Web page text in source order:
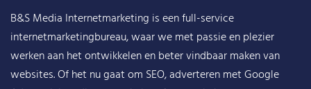
B&S Media Internetmarketing is een full-service
internetmarketingbureau, waar we met passie en plezier
werken aan het ontwikkelen en beter vindbaar maken van
websites. Of het nu gaat om SEO, adverteren met Google